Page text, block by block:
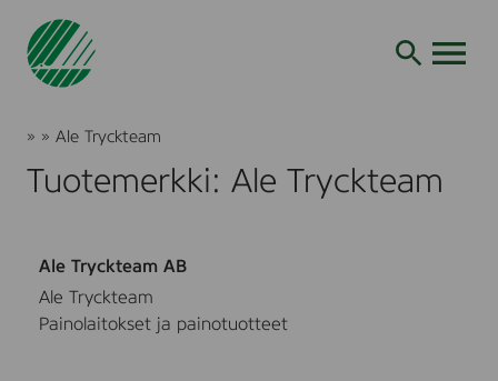
Siirry
Joutsenmerkki
» » Ale Tryckteam
Tuotemerkki: Ale Tryckteam
Ale Tryckteam AB
Ale Tryckteam
Painolaitokset ja painotuotteet